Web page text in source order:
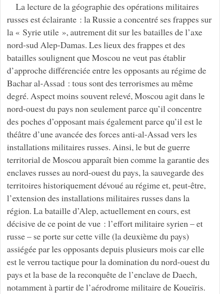
La lecture de la géographie des opérations militaires
russes est éclairante : la Russie a concentré ses frappes sur
la « Syrie utile », autrement dit sur les batailles de l’axe
nord-sud Alep-Damas. Les lieux des frappes et des
batailles soulignent que Moscou ne veut pas établir
d’approche différenciée entre les opposants au régime de
Bachar al-Assad : tous sont des terrorismes au même
degré. Aspect moins souvent relevé, Moscou agit dans le
nord-ouest du pays non seulement parce qu’il concentre
des poches d’opposant mais également parce qu’il est le
théâtre d’une avancée des forces anti-al-Assad vers les
installations militaires russes. Ainsi, le but de guerre
territorial de Moscou apparaît bien comme la garantie des
enclaves russes au nord-ouest du pays, la sauvegarde des
territoires historiquement dévoué au régime et, peut-être,
l’extension des installations militaires russes dans la
région. La bataille d’Alep, actuellement en cours, est
décisive de ce point de vue : l’effort militaire syrien – et
russe – se porte sur cette ville (la deuxième du pays)
assiégée par les opposants depuis plusieurs mois car elle
est le verrou tactique pour la domination du nord-ouest du
pays et la base de la reconquête de l’enclave de Daech,
notamment à partir de l’aérodrome militaire de Koueïris.